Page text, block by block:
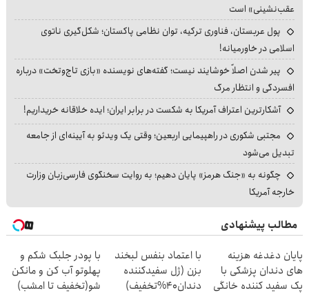
عقب‌نشینی» است
پول عربستان، فناوری ترکیه، توان نظامی پاکستان؛ شکل‌گیری ناتوی
اسلامی در خاورمیانه!
پیر شدن اصلاً خوشایند نیست؛ گفته‌های نویسنده «بازی تاج‌وتخت» درباره
افسردگی و انتظار مرگ
آشکارترین اعتراف آمریکا به شکست در برابر ایران؛ ایده خلاقانه خریداریم!
مجتبی شکوری در راهپیمایی اربعین؛ وقتی یک ویدئو به آیینه‌ای از جامعه
تبدیل می‌شود
چگونه به «جنگ هرمز» پایان دهیم؛ به روایت سخنگوی فارسی‌زبان وزارت
خارجه آمریکا
مطالب پیشنهادی
پایان دغدغه هزینه
های دندان پزشکی با
پک سفید کننده خانگی
با اعتماد بنفس لبخند
بزن (ژل سفیدکننده
دندان40%تخفیف)
با پودر جلبک شکم و
پهلوتو آب کن و مانکن
شو(تخفیف تا امشب)